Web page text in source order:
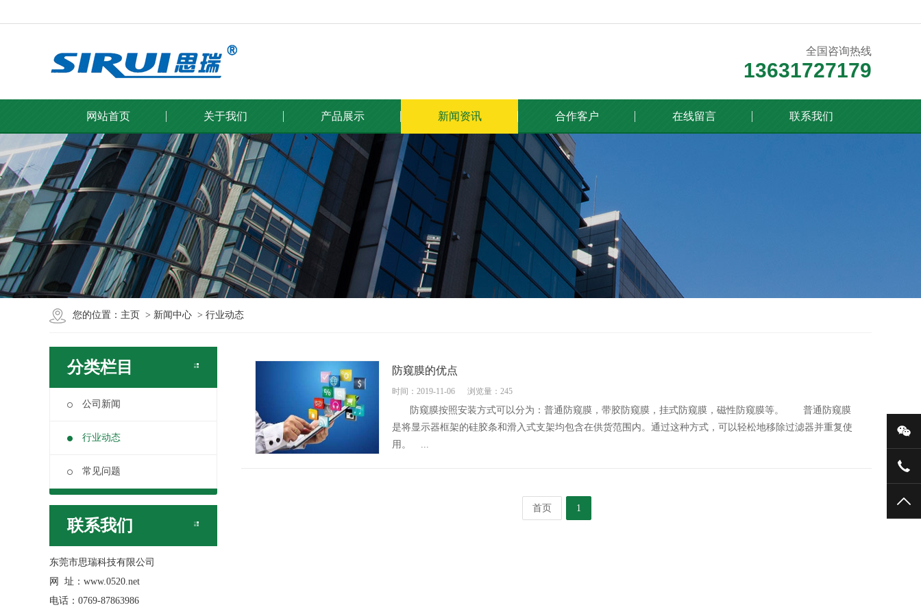
全国咨询热线
13631727179
网站首页 关于我们 产品展示 新闻资讯 合作客户 在线留言 联系我们
您的位置： 主页 > 新闻中心 > 行业动态
分类栏目
公司新闻
行业动态
常见问题
联系我们
东莞市思瑞科技有限公司
网 址：www.0520.net
电话：0769-87863986
防窥膜的优点
时间：2019-11-06 浏览量：245
防窥膜按照安装方式可以分为：普通防窥膜，带胶防窥膜，挂式防窥膜，磁性防窥膜等。 普通防窥膜
是将显示器框架的硅胶条和滑入式支架均包含在供货范围内。通过这种方式，可以轻松地移除过滤器并重复使
用。 ...
首页 1
微